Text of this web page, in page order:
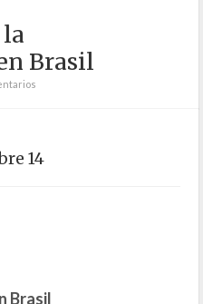
Brasil
14
Brasil